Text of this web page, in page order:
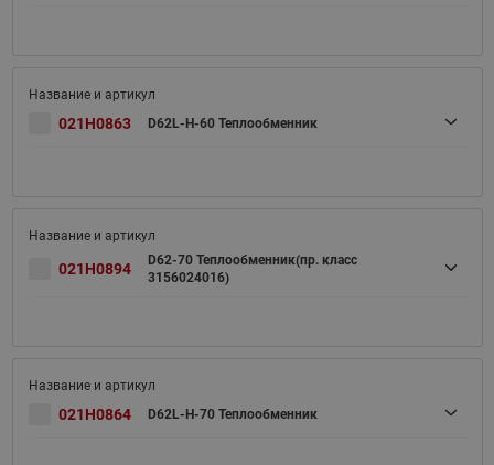
021H0863 D62L-H-60 Теплообменник
021H0894
D62-70 Теплообменник(пр. класс
3156024016)
021H0864 D62L-H-70 Теплообменник